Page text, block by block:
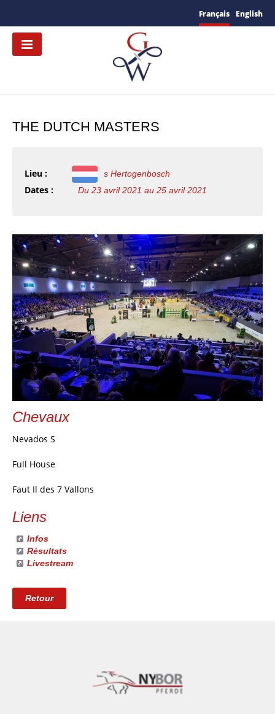
Français English
THE DUTCH MASTERS
Lieu : s Hertogenbosch
Dates : Du 23 avril 2021 au 25 avril 2021
Chevaux
Nevados S
Full House
Faut Il des 7 Vallons
Liens
Infos
Résultats
Livestream
Retour